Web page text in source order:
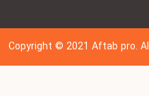
Copyright © 202 1Aftab pro.